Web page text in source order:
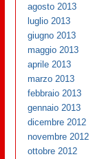
agosto 2013
luglio 2013
giugno 2013
maggio 2013
aprile 2013
marzo 2013
febbraio 2013
gennaio 2013
dicembre 2012
novembre 2012
ottobre 2012